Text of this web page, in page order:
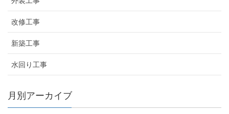
改修工事
新築工事
水回り工事
月別アーカイブ